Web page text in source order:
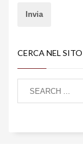
CERCA NEL SITO